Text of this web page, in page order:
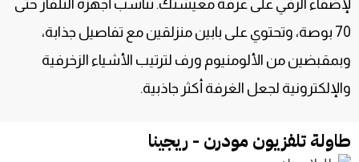
لإضفاء الرقي على غرفة معيشتك. تناسب أجهزة التلفاز حتى
70 بوصة، وتحتوي على بابين منزلقين مع تفاصيل جذابة،
وبمقبضين من الألومنيوم ورف لترتيب الأشياء الزخرفية
والإلكترونية لجعل الغرفة أكثر جاذبية.
طاولة تلفزيون مودرن - ريجينا